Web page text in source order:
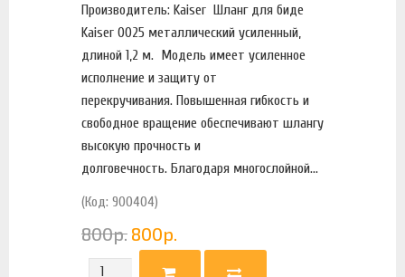
Производитель: Kaiser Шланг для биде
Kaiser 0025 металлический усиленный,
длиной 1,2 м. Модель имеет усиленное
исполнение и защиту от
перекручивания. Повышенная гибкость и
свободное вращение обеспечивают шлангу
высокую прочность и
долговечность. Благодаря многослойной...
(Код: 900404)
800р. 800р.